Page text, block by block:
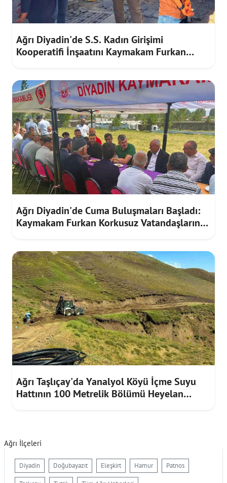
Ağrı Diyadin'de S.S. Kadın Girişimi
Kooperatifi İnşaatını Kaymakam Furkan
Ağrı Diyadin'de Cuma Buluşmaları Başladı:
Kaymakam Furkan Korkusuz Vatandaşların
Ağrı Taşlıçay'da Yanalyol Köyü İçme Suyu
Hattının 100 Metrelik Bölümü Heyelan
Ağrı İlçeleri
Diyadin Doğubayazıt Eleşkirt Hamur Patnos